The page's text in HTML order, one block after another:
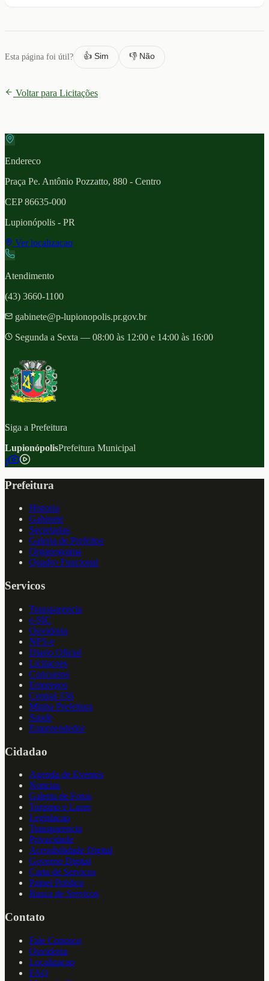
Esta página foi útil? 👍 Sim 👎 Não
Voltar para Licitações
Endereco
Praça Pe. Antônio Pozzatto, 880 - Centro
CEP86635-000
Lupionópolis - PR
Ver localizacao
Atendimento
(43) 3660-1100
gabinete@p-lupionopolis.pr.gov.br
Segunda a Sexta — 08:00 às 12:00 e 14:00 às 16:00
Siga a Prefeitura
LupionópolisPrefeitura Municipal
f
Prefeitura
Historia
Gabinete
Secretarias
Galeria de Prefeitos
Organograma
Quadro Funcional
Servicos
Transparencia
e-SIC
Ouvidoria
NFS-e
Diario Oficial
Licitacoes
Concursos
Empregos
Central 156
Minha Prefeitura
Saude
Empreendedor
Cidadao
Agenda de Eventos
Noticias
Galeria de Fotos
Turismo e Lazer
Legislacao
Transparencia
Privacidade
Acessibilidade Digital
Governo Digital
Carta de Servicos
Painel Publico
Busca de Servicos
Contato
Fale Conosco
Ouvidoria
Localizacao
FAQ